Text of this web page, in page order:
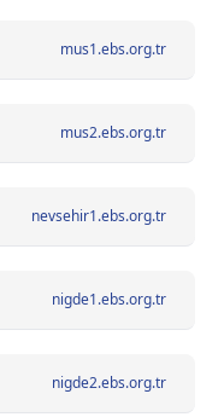
mus1.ebs.org.tr
mus2.ebs.org.tr
nevsehir1.ebs.org.tr
nigde1.ebs.org.tr
nigde2.ebs.org.tr